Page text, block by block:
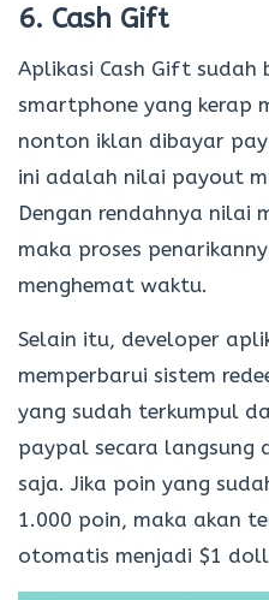
6. Cash Gift
Aplikasi Cash Gift sudah
smartphone yang kerap
nonton iklan dibayar
ini adalah nilai payout
Dengan rendahnya nilai
maka proses
menghemat waktu.
Selain itu, developer
memperbarui sistem
yang sudah terkumpul
paypal secara langsung
saja. Jika poin yang
1.000 poin, maka akan
otomatis menjadi $1